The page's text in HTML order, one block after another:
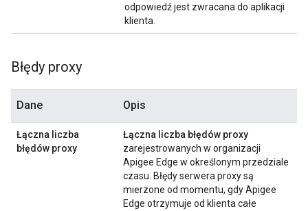
odpowiedź jest zwracana do aplikacji
klienta.
Błędy proxy
Dane Opis
Łączna liczba
błędów proxy
Łączna liczba błędów proxy
zarejestrowanych w organizacji
Apigee Edge w określonym przedziale
czasu. Błędy serwera proxy są
mierzone od momentu, gdy Apigee
Edge otrzymuje od klienta całe